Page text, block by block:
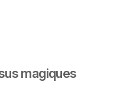
magiques